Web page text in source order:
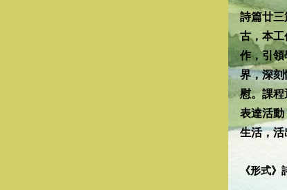
詩篇廿
古，本
作，引
界，深
慰。課
表達活
生活，
《形式